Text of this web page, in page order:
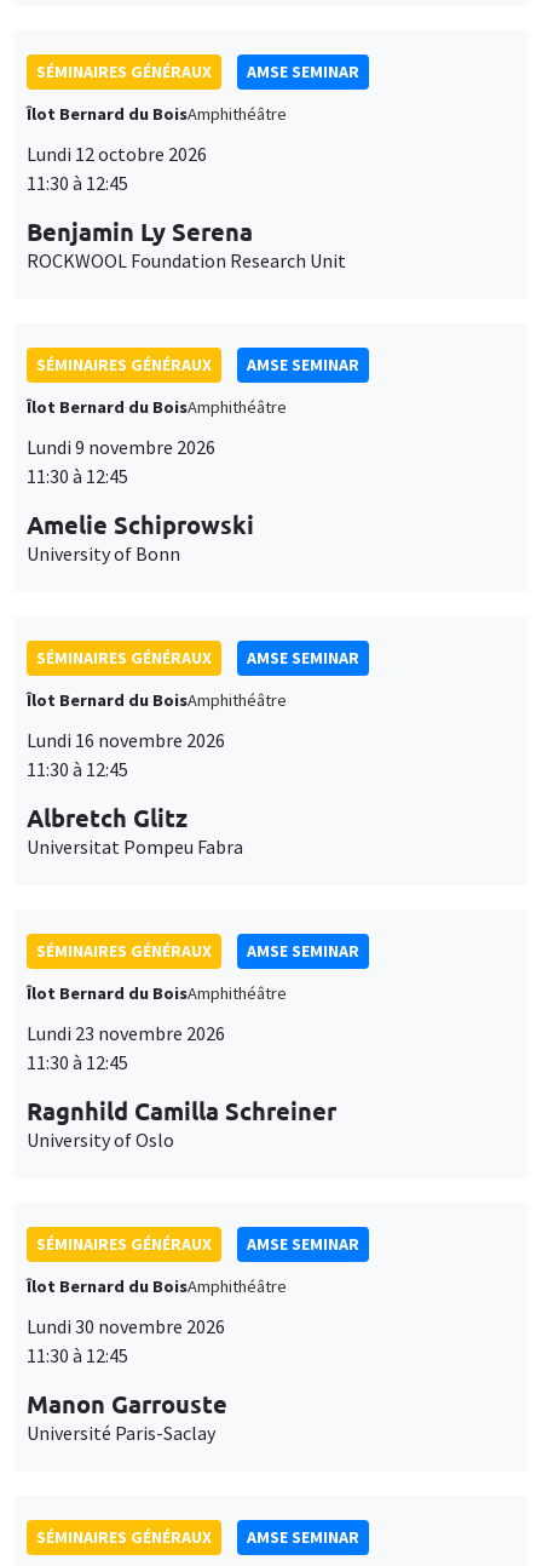
SÉMINAIRES GÉNÉRAUX
AMSE SEMINAR
Îlot Bernard du BoisAmphithéâtre
Lundi 12 octobre 2026
11:30 à 12:45
Benjamin Ly Serena
ROCKWOOL Foundation Research Unit
SÉMINAIRES GÉNÉRAUX
AMSE SEMINAR
Îlot Bernard du BoisAmphithéâtre
Lundi 9 novembre 2026
11:30 à 12:45
Amelie Schiprowski
University of Bonn
SÉMINAIRES GÉNÉRAUX
AMSE SEMINAR
Îlot Bernard du BoisAmphithéâtre
Lundi 16 novembre 2026
11:30 à 12:45
Albretch Glitz
Universitat Pompeu Fabra
SÉMINAIRES GÉNÉRAUX
AMSE SEMINAR
Îlot Bernard du BoisAmphithéâtre
Lundi 23 novembre 2026
11:30 à 12:45
Ragnhild Camilla Schreiner
University of Oslo
SÉMINAIRES GÉNÉRAUX
AMSE SEMINAR
Îlot Bernard du BoisAmphithéâtre
Lundi 30 novembre 2026
11:30 à 12:45
Manon Garrouste
Université Paris-Saclay
SÉMINAIRES GÉNÉRAUX
AMSE SEMINAR